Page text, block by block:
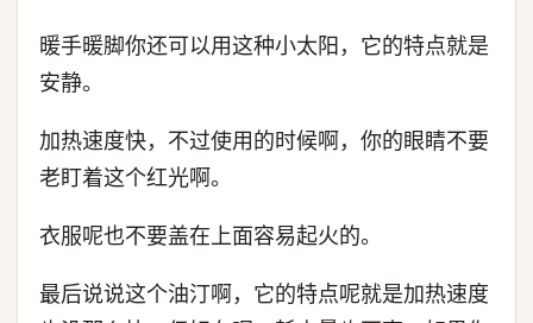
暖手暖脚你还可以用这种小太阳，它的特点就是
安静。
加热速度快，不过使用的时候啊，你的眼睛不要
老盯着这个红光啊。
衣服呢也不要盖在上面容易起火的。
最后说说这个油汀啊，它的特点呢就是加热速度